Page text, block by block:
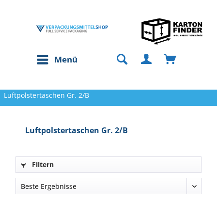
Menü
Luftpolstertaschen Gr. 2/B
Luftpolstertaschen Gr. 2/B
Filtern